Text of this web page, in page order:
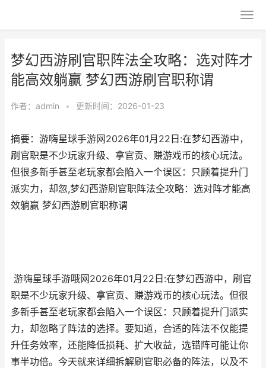
梦幻西游刷官职阵法全攻略：选对阵才
能高效躺赢 梦幻西游刷官职称谓
作者： admin • 更新时间：2026-01-23
摘要：游嗨星球手游网2026年01月22日:在梦幻西游中，
刷官职是不少玩家升级、拿官贡、赚游戏币的核心玩法。
但很多新手甚至老玩家都会陷入一个误区：只顾着提升门
派实力，却忽,梦幻西游刷官职阵法全攻略：选对阵才能高
效躺赢 梦幻西游刷官职称谓
游嗨星球手游哦网2026年01月22日:在梦幻西游中，刷官
职是不少玩家升级、拿官贡、赚游戏币的核心玩法。但很
多新手甚至老玩家都会陷入一个误区：只顾着提升门派实
力，却忽略了阵法的选择。要知道，合适的阵法不仅能提
升任务效率，还能降低损耗、扩大收益，选错阵可能让你
事半功倍。今天就来详细拆解刷官职必备的阵法，以及不